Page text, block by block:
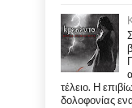
τέλειο. Η
δολοφονίας